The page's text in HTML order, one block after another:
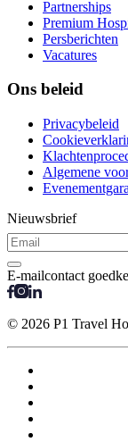
Partnerships
Premium
Persberichten
Vacatures
Ons beleid
Privacybeleid
Algemene
Nieuwsbrief
E-mailcontact
© 2026 P1 Travel